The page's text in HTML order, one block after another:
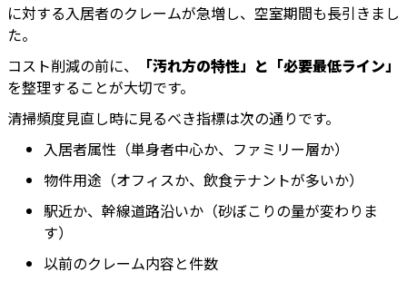
に対する入居者のクレームが急増し、空室期間も長引きまし
た。
コスト削減の前に、
「汚れ方の特性」と「必要最低ライン」
を整理することが大切です。
清掃頻度見直し時に見るべき指標は次の通りです。
入居者属性（単身者中心か、ファミリー層か）
物件用途（オフィスか、飲食テナントが多いか）
駅近か、幹線道路沿いか（砂ぼこりの量が変わりま
す）
以前のクレーム内容と件数